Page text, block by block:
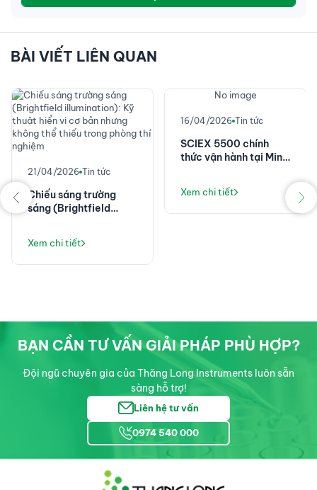
BÀI VIẾT LIÊN QUAN
21/04/2026 Tin tức
Chiếu sáng trường
sáng (Brightfield
hiển vi cơ bản nhưng
không thể thiếu trong
phòng thí nghiệm
Xem chi tiết
No image
16/04/2026 Tin tức
SCIEX 5500 chính
thức vận hành tại Minh
nghiệm thủy sản với
giải pháp LC-MS/MS
Xem chi tiết
BẠN CẦN TƯ VẤN GIẢI PHÁP PHÙ HỢP?
Đội ngũ chuyên gia của Thăng Long Instruments luôn sẵn
sàng hỗ trợ!
Liên hệ tư vấn
0974 540 000